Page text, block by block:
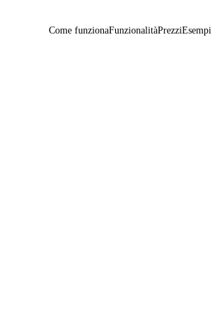
Come funzionaFunzionalitàPrezziEsempi